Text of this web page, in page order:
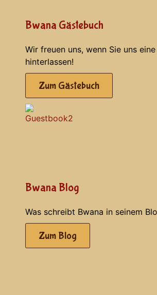
Bwana Gästebuch
Wir freuen uns, wenn Sie uns
hinterlassen!
Zum Gästebuch
Bwana Blog
Was schreibt Bwana in seinem
Zum Blog